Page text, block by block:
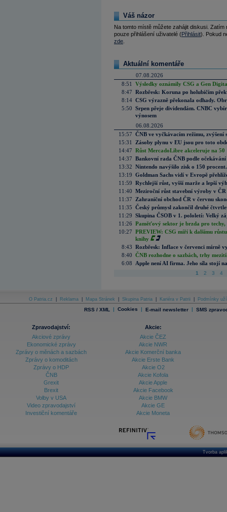
Váš názor
Na tomto místě můžete zahájit diskusi.
pouze přihlášení uživatelé (Přihlásit). Pokud
zde
Aktuální komentáře
07.08.2026
8:51
Výsledky oznámily CSG a Gen
8:47 Rozbřesk: Koruna po holubičím
8:14 CSG výrazně překonala odhady.
5:50 Srpen přeje dividendám. CNBC
výnosem
06.08.2026
15:57 ČNB ve vyčkávacím režimu, zvýšení
15:31
Zásoby plynu v EU jsou pro toto
14:47 Růst MercadoLibre akceleruje na
14:37 Bankovní rada ČNB podle
13:32 Nintendo navýšilo zisk o 150
13:19 Goldman Sachs vidí v Evropě
11:59 Rychlejší růst, vyšší marže a lepší
11:40 Meziroční růst stavební výroby v
11:37
Zahraniční obchod ČR v červnu
11:35 Český průmysl zakončil druhé
11:29 Skupina ČSOB v 1. pololetí: Velký
11:26 Paměťový sektor je brzda pro techy,
10:27 PREVIEW: CSG míří k dalšímu
knihy
8:43 Rozbřesk: Inflace v červenci mírně
8:40 ČNB rozhodne o sazbách, trhy
6:08
Apple není AI firma. Jeho síla stojí
1 2 3 4
O Patria.cz Reklama Mapa Stránek Skupina Patria Kariéra v Patrii Podmínky
RSS / XML | Cookies | E-mail newsletter | SMS
Zpravodajství:
Akciové zprávy
Ekonomické zprávy
Zprávy o měnách a sazbách
Zprávy o komoditách
Zprávy o HDP
ČNB
Grexit
Brexit
Volby v USA
Video zpravodajství
Investiční komentáře
Akcie:
Akcie ČEZ
Akcie NWR
Akcie Komerční banka
Akcie Erste Bank
Akcie O2
Akcie Kofola
Akcie Apple
Akcie Facebook
Akcie BMW
Akcie GE
Akcie Moneta
Tvorba